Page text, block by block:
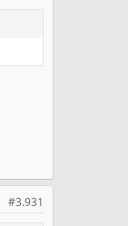
#3.931